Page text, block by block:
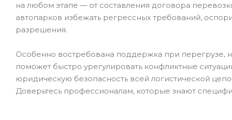
на любом этапе — от составления договора
автопарков избежать регрессных требований,
разрешения.
Особенно востребована поддержка при перегрузе,
поможет быстро урегулировать конфликтные
юридическую безопасность всей логистической
Доверьтесь профессионалам, которые знают